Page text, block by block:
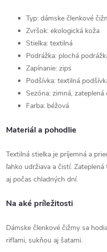
Typ: dámske členkové
Zvršok: ekologická koža
Stielka: textilná
Podrážka: plochá
Zapínanie: zips
Podšívka: textilná
Sezóna: zimná, zateplená
Farba: béžová
Materiál a pohodlie
Textilná stielka je príjemná a
ľahko udržiava a čistí.
aj počas chladných dní.
Na aké príležitosti
Dámske členkové čižmy sa
rifľami, sukňou aj šatami.